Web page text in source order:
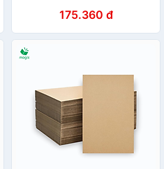
bìa mô hình175.360 đ